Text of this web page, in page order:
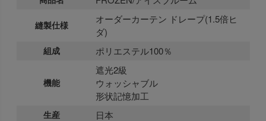
縫製仕様
オーダーカーテン ドレープ(1.5倍ヒ
ダ)
組成 ポリエステル100％
機能
遮光2級
ウォッシャブル
形状記憶加工
生産 日本